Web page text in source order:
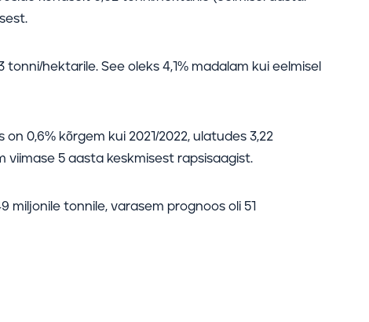
hektarile. See oleks 4,1% madalam kui eelmisel
0,6% kõrgem kui 2021/2022, ulatudes 3,22
viimase 5 aasta keskmisest rapsisaagist.
miljonile tonnile, varasem prognoos oli 51